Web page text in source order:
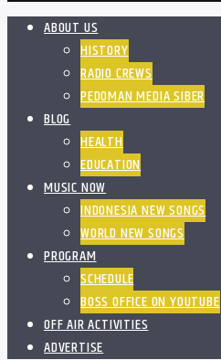
ABOUT US
HISTORY
RADIO CREWS
PEDOMAN MEDIA SIBER
BLOG
HEALTH
EDUCATION
MUSIC NOW
INDONESIA NEW SONGS
WORLD NEW SONGS
PROGRAM
SCHEDULE
BOSS OFFICE ON YOUTUBE
OFF AIR ACTIVITIES
ADVERTISE